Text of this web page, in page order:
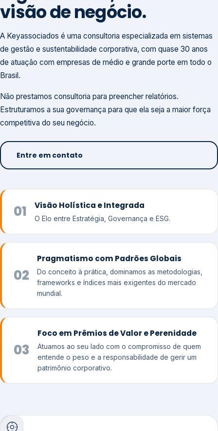
visão de negócio.
A Keyassociados é uma consultoria especializada em sistemas
de gestão e sustentabilidade corporativa, com quase 30 anos
de atuação com empresas de médio e grande porte em todo o
Brasil.
Não prestamos consultoria para preencher relatórios.
Estruturamos a sua governança para que ela seja a maior força
competitiva do seu negócio.
Entre em contato
01 Visão Holística e Integrada
O Elo entre Estratégia, Governança e ESG.
02
Pragmatismo com Padrões Globais
Do conceito à prática, dominamos as metodologias,
frameworks e índices mais exigentes do mercado
mundial.
03
Foco em Prêmios de Valor e Perenidade
Atuamos ao seu lado com o compromisso de quem
entende o peso e a responsabilidade de gerir um
patrimônio corporativo.